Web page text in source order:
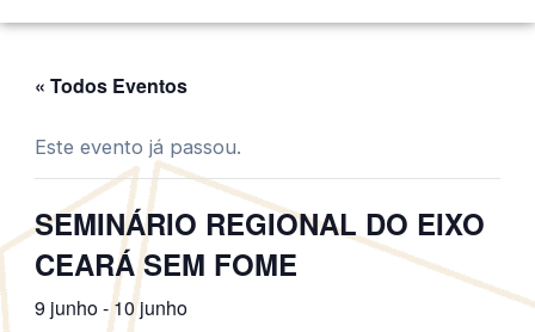
« Todos Eventos
Este evento já passou.
SEMINÁRIO REGIONAL DO EIXO
CEARÁ SEM FOME
9 junho-10 junho